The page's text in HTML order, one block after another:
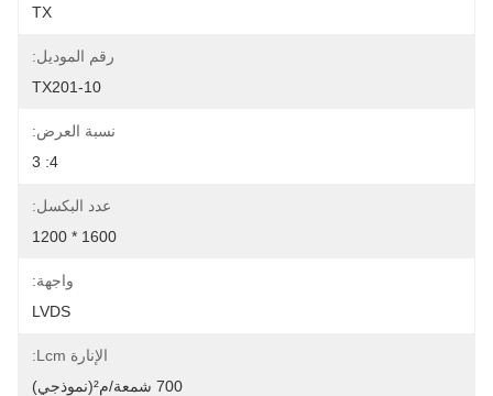
TX
رقم الموديل:
TX201-10
نسبة العرض:
4: 3
عدد البكسل:
1600 * 1200
واجهة:
LVDS
الإنارة Lcm:
700 شمعة/م²(نموذجي)